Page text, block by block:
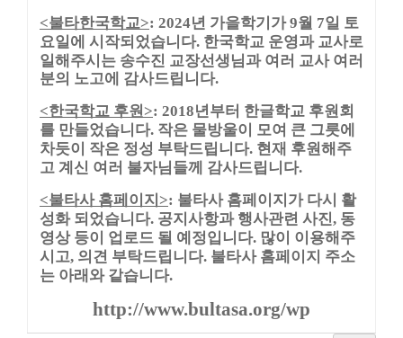
<불타한국학교>: 2024년 가을학기가9월 7일 토
요일에 시작되었습니다. 한국학교 운영과 교사로
일해주시는 송수진 교장선생님과 여러 교사 여러
분의 노고에 감사드립니다.
<한국학교 후원>: 2018년부터 한글학교 후원회
를 만들었습니다. 작은 물방울이 모여 큰 그릇에
차듯이 작은 정성 부탁드립니다. 현재 후원해주
고 계신 여러 불자님들께 감사드립니다.
<불타사 홈페이지>: 불타사 홈페이지가 다시 활
성화 되었습니다. 공지사항과 행사관련 사진, 동
영상 등이 업로드 될 예정입니다. 많이 이용해주
시고, 의견 부탁드립니다. 불타사 홈페이지 주소
는 아래와 같습니다.
http://www.bultasa.org/wp